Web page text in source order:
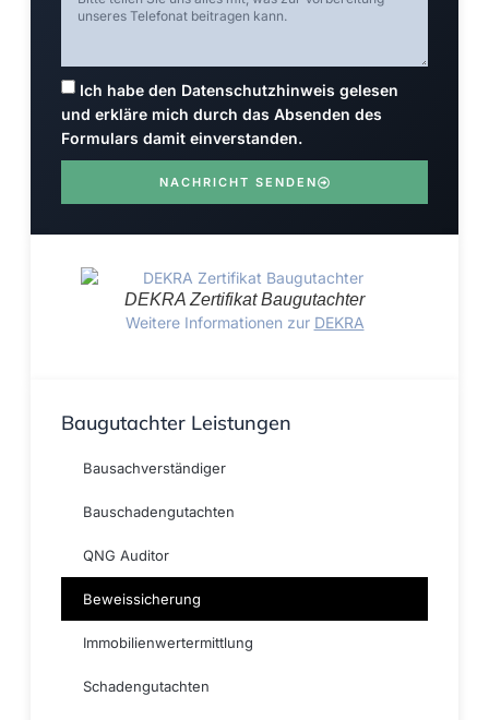
Ich habe den Datenschutzhinweis gelesen
und erkläre mich durch das Absenden des
Formulars damit einverstanden.
NACHRICHT SENDEN
DEKRA Zertifikat Baugutachter
Weitere Informationen zur DEKRA
Baugutachter Leistungen
Bausachverständiger
Bauschadengutachten
QNG Auditor
Beweissicherung
Immobilienwertermittlung
Schadengutachten